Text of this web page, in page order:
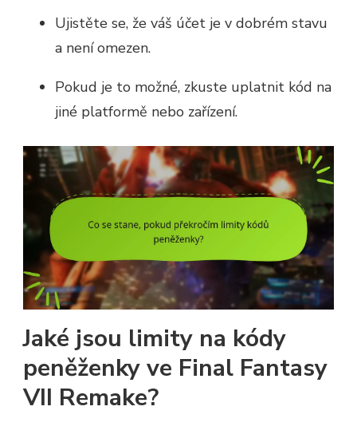
Ujistěte se, že váš účet je v dobrém stavu
a není omezen.
Pokud je to možné, zkuste uplatnit kód na
jiné platformě nebo zařízení.
Jaké jsou limity na kódy
peněženky ve Final Fantasy
VII Remake?